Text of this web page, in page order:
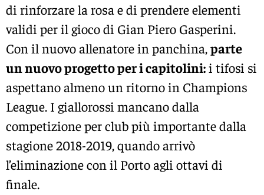
di rinforzare la rosa e di prendere elementi
validi per il gioco di Gian Piero Gasperini.
Con il nuovo allenatore in panchina,parte
un nuovo progetto per i capitolini:i tifosi si
aspettano almeno un ritorno in Champions
League. I giallorossi mancano dalla
competizione per club più importante dalla
stagione 2018-2019, quando arrivò
l’eliminazione con il Porto agli ottavi di
finale.